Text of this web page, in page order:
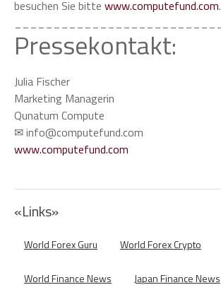
besuchen Sie bitte www.computefund.com.
Pressekontakt:
Julia Fischer
Marketing Managerin
Qunatum Compute
✉ info@computefund.com
www.computefund.com
«Links»
World Forex Guru World Forex Crypto
World Finance News Japan Finance News